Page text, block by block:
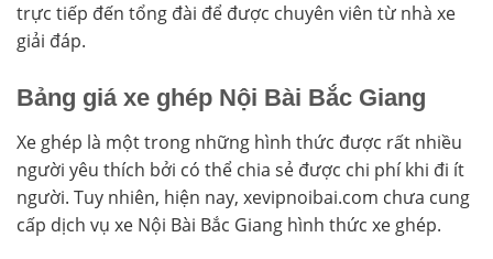
trực tiếp đến tổng đài để được chuyên viên từ nhà xe
giải đáp.
Bảng giá xe ghép Nội Bài Bắc Giang
Xe ghép là một trong những hình thức được rất nhiều
người yêu thích bởi có thể chia sẻ được chi phí khi đi ít
người. Tuy nhiên, hiện nay, xevipnoibai.com chưa cung
cấp dịch vụ xe Nội Bài Bắc Giang hình thức xe ghép.